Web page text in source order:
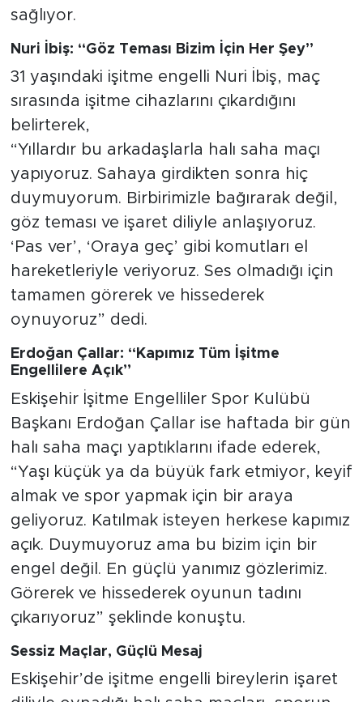
sağlıyor.
Nuri İbiş: “Göz Teması Bizim İçin Her Şey”
31 yaşındaki işitme engelli Nuri İbiş, maç
sırasında işitme cihazlarını çıkardığını
belirterek,
“Yıllardır bu arkadaşlarla halı saha maçı
yapıyoruz. Sahaya girdikten sonra hiç
duymuyorum. Birbirimizle bağırarak değil,
göz teması ve işaret diliyle anlaşıyoruz.
‘Pas ver’, ‘Oraya geç’ gibi komutları el
hareketleriyle veriyoruz. Ses olmadığı için
tamamen görerek ve hissederek
oynuyoruz” dedi.
Erdoğan Çallar: “Kapımız Tüm İşitme
Engellilere Açık”
Eskişehir İşitme Engelliler Spor Kulübü
Başkanı Erdoğan Çallar ise haftada bir gün
halı saha maçı yaptıklarını ifade ederek,
“Yaşı küçük ya da büyük fark etmiyor, keyif
almak ve spor yapmak için bir araya
geliyoruz. Katılmak isteyen herkese kapımız
açık. Duymuyoruz ama bu bizim için bir
engel değil. En güçlü yanımız gözlerimiz.
Görerek ve hissederek oyunun tadını
çıkarıyoruz” şeklinde konuştu.
Sessiz Maçlar, Güçlü Mesaj
Eskişehir’de işitme engelli bireylerin işaret